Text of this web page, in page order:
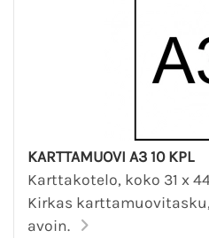
KARTTAMUOVI A3 10 KPL
Karttakotelo, koko 31 x
Kirkas
avoin.